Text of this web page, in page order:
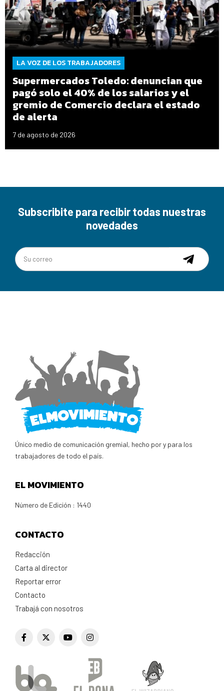
LA VOZ DE LOS TRABAJADORES
Supermercados Toledo: denuncian que
pagó solo el 40% de los salarios y el
gremio de Comercio declara el estado
de alerta
7 de agosto de 2026
Subscribite para recibir todas nuestras
novedades
Único medio de comunicación gremial, hecho por y para los
trabajadores de todo el país.
EL MOVIMIENTO
Número de Edición : 1440
CONTACTO
Redacción
Carta al director
Reportar error
Contacto
Trabajá con nosotros